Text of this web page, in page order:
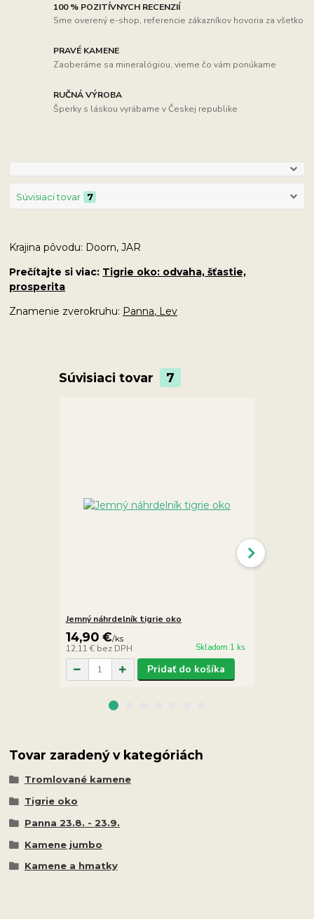
100 % POZITÍVNYCH RECENZIÍ
Sme overený e-shop, referencie zákazníkov hovoria za všetko
PRAVÉ KAMENE
Zaoberáme sa mineralógiou, vieme čo vám ponúkame
RUČNÁ VÝROBA
Šperky s láskou vyrábame v Českej republike
Súvisiaci tovar 7
Krajina pôvodu: Doorn, JAR
Prečítajte si viac: Tigrie oko: odvaha, šťastie,
prosperita
Znamenie zverokruhu: Panna, Lev
Súvisiaci tovar 7
Jemný náhrdelník tigrie oko
14,90 €/ks
12,11 € bez DPH Skladom 1 ks
Pridať do košíka
Tovar zaradený v kategóriách
Tromlované kamene
Tigrie oko
Panna 23.8. - 23.9.
Kamene jumbo
Kamene a hmatky